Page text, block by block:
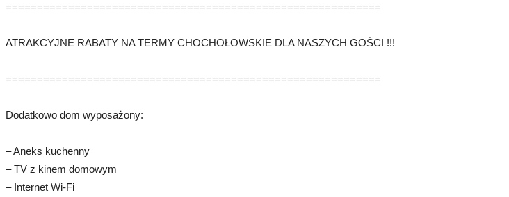
============================================================
ATRAKCYJNE RABATY NA TERMY CHOCHOŁOWSKIE DLA NASZYCH GOŚCI !!!
============================================================
Dodatkowo dom wyposażony:
– Aneks kuchenny
– TV z kinem domowym
– Internet Wi-Fi